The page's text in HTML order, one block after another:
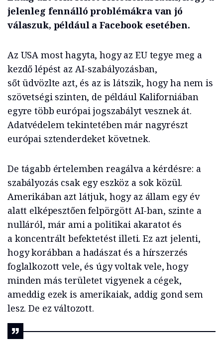
jelenleg fennálló problémákra van jó
válaszuk, például a Facebook esetében.
Az USA most hagyta, hogy az EU tegye meg a
kezdő lépést az AI-szabályozásban,
sőtüdvözlte azt, és az is látszik, hogy ha nem is
szövetségi szinten, de például Kaliforniában
egyre több európai jogszabályt vesznek át.
Adatvédelem tekintetében már nagyrészt
európai sztenderdeket követnek.
De tágabb értelemben reagálva a kérdésre: a
szabályozás csak egy eszköz a sok közül.
Amerikában azt látjuk, hogy az állam egy év
alatt elképesztően felpörgött AI-ban, szinte a
nulláról, már ami a politikai akaratot és
a koncentrált befektetést illeti. Ez azt jelenti,
hogy korábban a hadászat és a hírszerzés
foglalkozott vele, és úgy voltak vele, hogy
minden más területet vigyenek a cégek,
ameddig ezek is amerikaiak, addig gond sem
lesz. De ez változott.